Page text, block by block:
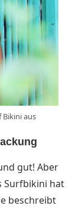
Bikini aus
gut! Aber
Surfbikini hat
beschreibt